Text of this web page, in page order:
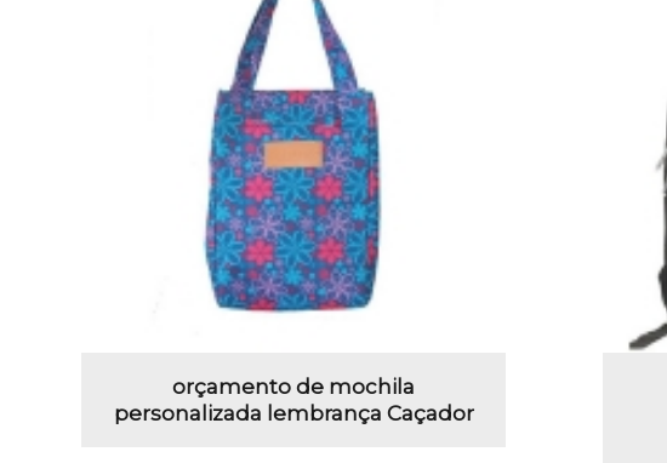
orçamento de mochila
personalizada lembrança Caçador